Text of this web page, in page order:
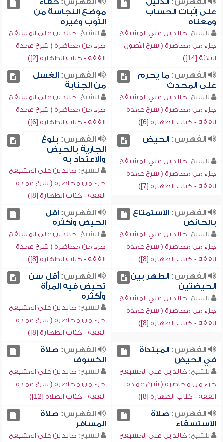
الفهرس: الدليل
على إثبات الحساب
ومعناه
للشيخ: خالد بن علي المشيقح
جزء من محاضرة ( شرح الأصول
الثلاثة [14])
الفهرس:خفاء
موضع النجاسة من
الثوب وغيره
للشيخ: خالد بن علي المشيقح
جزء من محاضرة ( شرح عمدة
الفقه - كتاب الطهارة [2])
الفهرس:ما يحرم
على المحدث
للشيخ: خالد بن علي المشيقح
جزء من محاضرة ( شرح عمدة
الفقه - كتاب الطهارة [6])
الفهرس:الغسل
من الجنابة
للشيخ: خالد بن علي المشيقح
جزء من محاضرة ( شرح عمدة
الفقه - كتاب الطهارة [6])
الفهرس:الحيض
للشيخ: خالد بن علي المشيقح
جزء من محاضرة ( شرح عمدة
الفقه - كتاب الطهارة [7])
الفهرس: بلوغ
الجارية بالحيض
والاعتداد به
للشيخ: خالد بن علي المشيقح
جزء من محاضرة ( شرح عمدة
الفقه - كتاب الطهارة [8])
الفهرس:الاستمتاع
بالحائض
للشيخ: خالد بن علي المشيقح
جزء من محاضرة ( شرح عمدة
الفقه - كتاب الطهارة [8])
الفهرس:أقل
الحيض وأكثره
للشيخ: خالد بن علي المشيقح
جزء من محاضرة ( شرح عمدة
الفقه - كتاب الطهارة [8])
الفهرس:الطهر بين
الحيضتين
للشيخ: خالد بن علي المشيقح
جزء من محاضرة ( شرح عمدة
الفقه - كتاب الطهارة [8])
الفهرس:أقل سن
تحيض فيه المرأة
وأكثره
للشيخ: خالد بن علي المشيقح
جزء من محاضرة ( شرح عمدة
الفقه - كتاب الطهارة [8])
الفهرس:المبتدأة
في الحيض
للشيخ: خالد بن علي المشيقح
جزء من محاضرة ( شرح عمدة
الفقه - كتاب الطهارة [8])
الفهرس: صلاة
الكسوف
للشيخ: خالد بن علي المشيقح
جزء من محاضرة ( شرح عمدة
الفقه - كتاب الصلاة [12])
الفهرس: صلاة
الاستسقاء
للشيخ: خالد بن علي المشيقح
الفهرس: صلاة
المسافر
للشيخ: خالد بن علي المشيقح